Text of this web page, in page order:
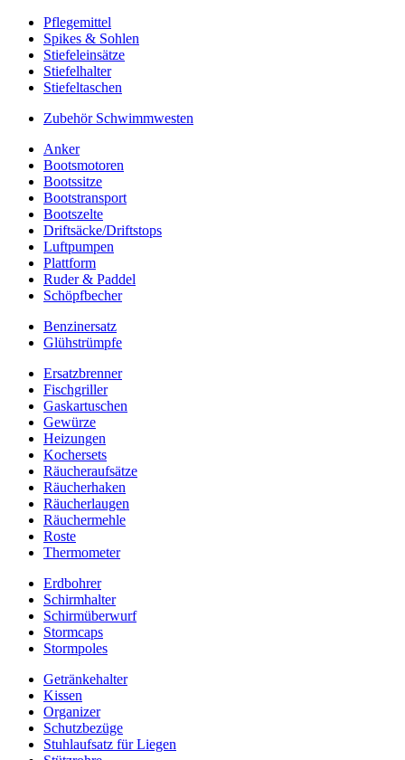
Pflegemittel
Spikes & Sohlen
Stiefeleinsätze
Stiefelhalter
Stiefeltaschen
Zubehör Schwimmwesten
Anker
Bootsmotoren
Bootssitze
Bootstransport
Bootszelte
Driftsäcke/Driftstops
Luftpumpen
Plattform
Ruder & Paddel
Schöpfbecher
Benzinersatz
Glühstrümpfe
Ersatzbrenner
Fischgriller
Gaskartuschen
Gewürze
Heizungen
Kochersets
Räucheraufsätze
Räucherhaken
Räucherlaugen
Räuchermehle
Roste
Thermometer
Erdbohrer
Schirmhalter
Schirmüberwurf
Stormcaps
Stormpoles
Getränkehalter
Kissen
Organizer
Schutzbezüge
Stuhlaufsatz für Liegen